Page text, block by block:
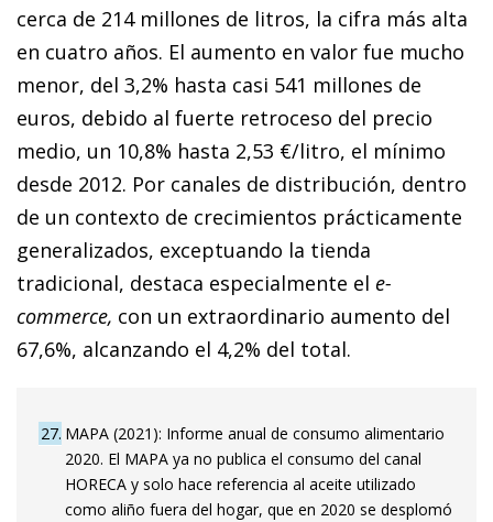
cerca de 214 millones de litros, la cifra más alta
en cuatro años. El aumento en valor fue mucho
menor, del 3,2% hasta casi 541 millones de
euros, debido al fuerte retroceso del precio
medio, un 10,8% hasta 2,53 €/litro, el mínimo
desde 2012. Por canales de distribución, dentro
de un contexto de crecimientos prácticamente
generalizados, exceptuando la tienda
tradicional, destaca especialmente el e-
commerce, con un extraordinario aumento del
67,6%, alcanzando el 4,2% del total.
27 MAPA (2021): Informe anual de consumo alimentario
2020. El MAPA ya no publica el consumo del canal
HORECA y solo hace referencia al aceite utilizado
como aliño fuera del hogar, que en 2020 se desplomó